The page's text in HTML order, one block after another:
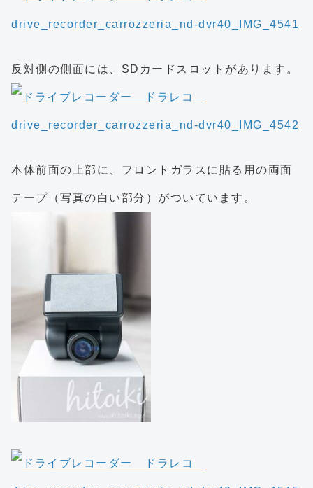
反対側の側面には、SDカードスロットがあります。
本体前面の上部に、フロントガラスに貼る用の両面
テープ（写真の白い部分）がついています。